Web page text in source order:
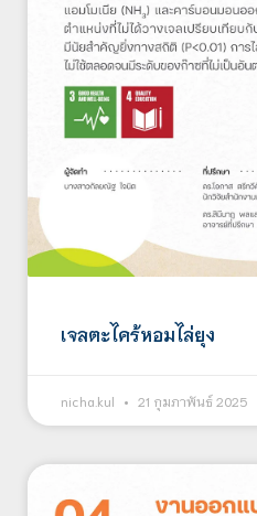
เจลตะไคร้หอมไล่ยุง
nicha.kul 21 กุมภาพันธ์ 2025